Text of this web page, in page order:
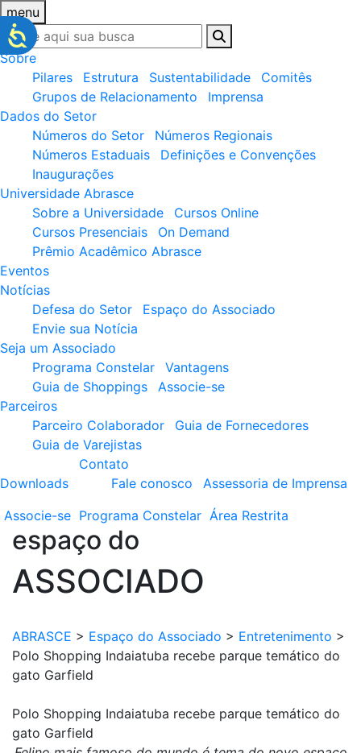
menu
Sobre
Pilares
Estrutura Sustentabilidade
Comitês
Grupos de Relacionamento
Imprensa
Dados do Setor
Números do Setor
Números Regionais
Números Estaduais
Definições e Convenções
Inaugurações
Universidade Abrasce
Sobre a Universidade
Cursos Online
Cursos Presenciais
On Demand
Prêmio Acadêmico Abrasce
Eventos
Notícias
Defesa do Setor
Espaço do Associado
Envie sua Notícia
Seja um Associado
Programa Constelar
Vantagens
Guia de Shoppings
Associe-se
Parceiros
Parceiro Colaborador
Guia de Fornecedores
Guia de Varejistas
Downloads
Contato
Fale conosco
Assessoria de Imprensa
Associe-se Programa Constelar Área Restrita
espaço do
ASSOCIADO
ABRASCE > Espaço do Associado > Entretenimento >
Polo Shopping Indaiatuba recebe parque temático do
gato Garfield
Polo Shopping Indaiatuba recebe parque temático do
gato Garfield